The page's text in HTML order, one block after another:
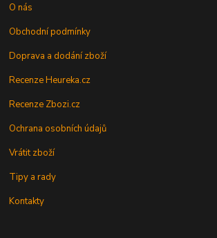
O nás
Obchodní podmínky
Doprava a dodání zboží
Recenze Heureka.cz
Recenze Zbozi.cz
Ochrana osobních údajů
Vrátit zboží
Tipy a rady
Kontakty